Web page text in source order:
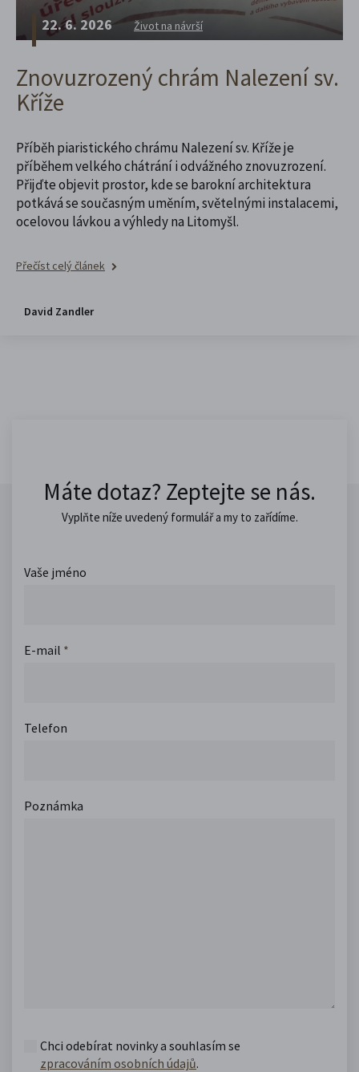
22. 6. 2026 Život na návrší
Znovuzrozený chrám Nalezení sv.
Kříže
Příběh piaristického chrámu Nalezení sv. Kříže je
příběhem velkého chátrání i odvážného znovuzrození.
Přijďte objevit prostor, kde se barokní architektura
potkává se současným uměním, světelnými instalacemi,
ocelovou lávkou a výhledy na Litomyšl.
Přečíst celý článek
David Zandler
Máte dotaz? Zeptejte se nás.
Vyplňte níže uvedený formulář a my to zařídíme.
Vaše jméno
E-mail *
Telefon
Poznámka
Chci odebírat novinky a souhlasím se
zpracováním osobních údajů.